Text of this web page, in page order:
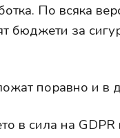
По всяка
бюджети за
поравно и в
в сила на